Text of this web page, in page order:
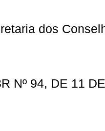
dos
Nº 94, DE 11